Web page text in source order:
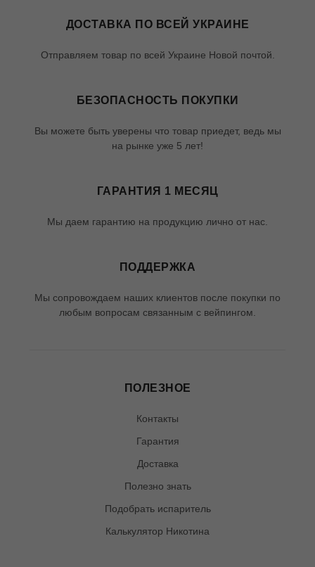
ДОСТАВКА ПО ВСЕЙ УКРАИНЕ
Отправляем товар по всей Украине Новой почтой.
БЕЗОПАСНОСТЬ ПОКУПКИ
Вы можете быть уверены что товар приедет, ведь мы
на рынке уже 5 лет!
ГАРАНТИЯ 1 МЕСЯЦ
Мы даем гарантию на продукцию лично от нас.
ПОДДЕРЖКА
Мы сопровождаем наших клиентов после покупки по
любым вопросам связанным с вейпингом.
ПОЛЕЗНОЕ
Контакты
Гарантия
Доставка
Полезно знать
Подобрать испаритель
Калькулятор Никотина